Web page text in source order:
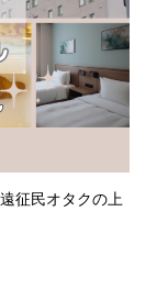
征民オタクの上